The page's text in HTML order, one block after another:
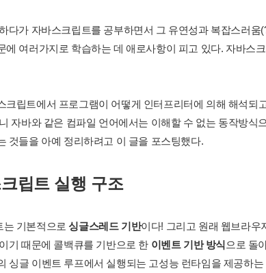
다가 자바스크립트를 공부하면서 그 유연성과 복잡스러움
에 여러가지로 학습하는 데 애로사항이 피고 있다. 자바스
크립트에서 프로그램이 어떻게 인터프리터에 의해 해석되
자바와 같은 컴파일 언어에서는 이해할 수 없는 동작방식
것들을 아예 정리하려고 이 글을 포스팅했다.
립트 실행 구조
는 기본적으로 싱글스레드 기반이다! 그리고 원래 웹브라우
기 때문에 콜백큐를 기반으로 한 이벤트 기반 방식 으로 돌
싱글 이벤트 루프에서 실행되는 고성능 런타임을 제공하